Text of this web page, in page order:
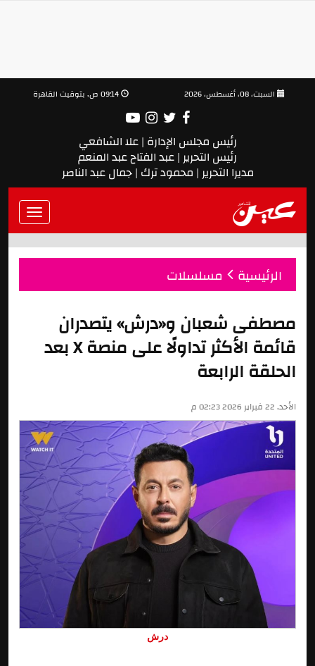
09:14 ص, بتوقيت القاهرة
رئيس مجلس الإدارة | علا الشافعي
رئيس التحرير | عبد الفتاح عبد المنعم
مديرا التحرير | محمود ترك | جمال عبد الناصر
Toggle
الرئيسية مسلسلات
مصطفى شعبان و«درش» يتصدران
قائمة الأكثر تداولًا على منصة X بعد
الحلقة الرابعة
الأحد, 22 فبراير 2026 02:23 م
درش